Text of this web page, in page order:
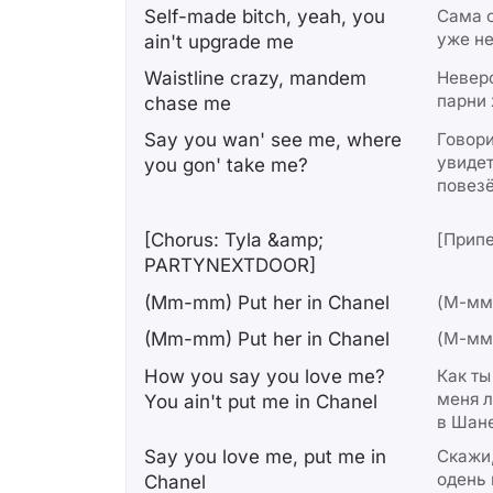
Self-made bitch, yeah, you
ain't upgrade me
Сама
уже
Waistline crazy, mandem
chase me
парни
Say you wan' see me, where
you gon' take me?
[Chorus: Tyla &amp;
PARTYNEXTDOOR]
(Mm-mm) Put her in Chanel (М-
(Mm-mm) Put her in Chanel (М-
How you say you love me?
You ain't put me in Chanel
Как
меня
в
Say you love me, put me in
Chanel
одень